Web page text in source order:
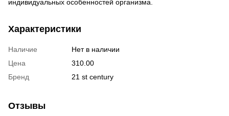
индивидуальных особенностей организма.
Характеристики
Наличие
Нет в наличии
Цена
310.00
Бренд
21 st century
Отзывы